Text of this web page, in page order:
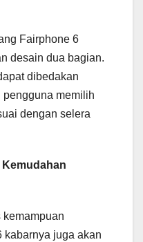
Fairphone 6
desain dua bagian.
dibedakan
memilih
dengan selera
kemampuan
kabarnya juga akan